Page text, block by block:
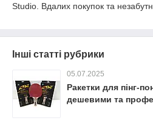
Studio. Вдалих покупок та
Інші статті рубрики
05.07.2025
Ракетки для пінг-
дешевими та